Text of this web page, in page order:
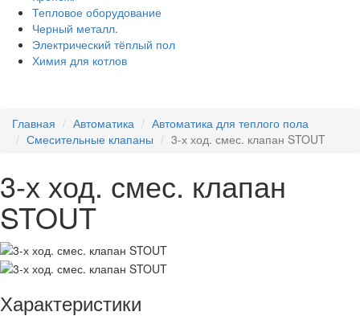
Тепловое оборудование
Черный металл.
Электрический тёплый пол
Химия для котлов
Главная Автоматика
Автоматика для теплого пола
Смесительные клапаны
3-х ход. смес. клапан STOUT
3-х ход. смес. клапан
STOUT
Характеристики